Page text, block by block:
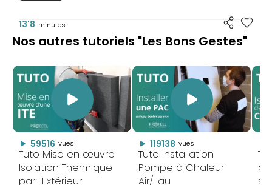
13'8 minutes
Nos autres tutoriels "Les Bons Gestes"
59516 vues
Tuto Mise en œuvre
Isolation Thermique
par l'Extérieur
119138 vues
Tuto Installation
Pompe à Chaleur
Air/Eau